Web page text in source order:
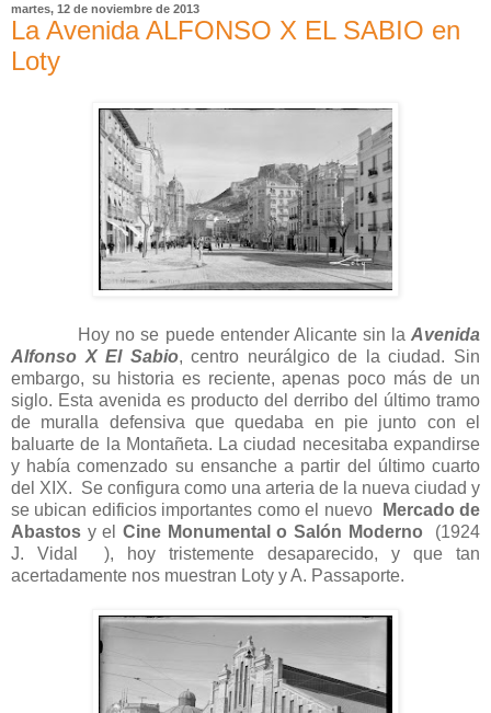
martes, 12 de noviembre de 2013
La Avenida ALFONSO X EL SABIO en
Loty
Hoy no se puede entender Alicante sin la Avenida
Alfonso X El Sabio, centro neurálgico de la ciudad. Sin
embargo, su historia es reciente, apenas poco más de un
siglo. Esta avenida es producto del derribo del último tramo
de muralla defensiva que quedaba en pie junto con el
baluarte de la Montañeta. La ciudad necesitaba expandirse
y había comenzado su ensanche a partir del último cuarto
del XIX. Se configura como una arteria de la nueva ciudad y
se ubican edificios importantes como el nuevo
Mercado de
Abastos y el Cine Monumental o Salón Moderno (1924
J. Vidal ), hoy tristemente desaparecido, y que tan
acertadamente nos muestran Loty y A. Passaporte.